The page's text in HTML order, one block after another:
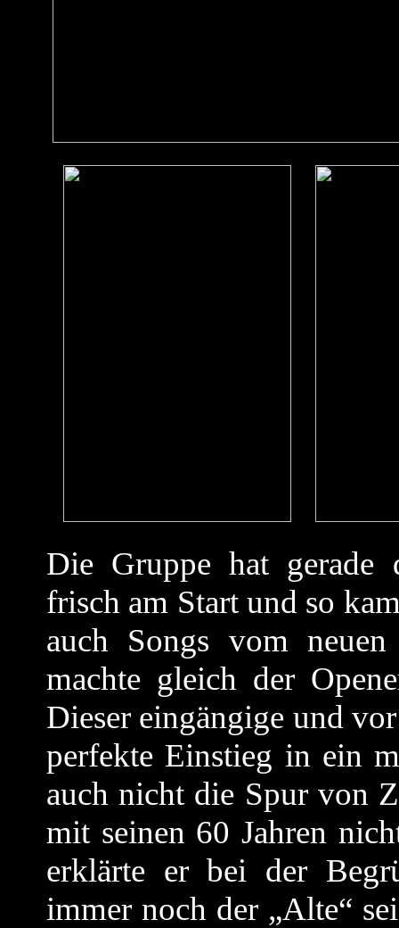
Die Gruppe hat gerade
frisch am Start und so
auch Songs vom
machte gleich der
Dieser eingängige und
perfekte Einstieg in ein
auch nicht die Spur von
mit seinen 60 Jahren
erklärte er bei der
immer noch der „Alte“